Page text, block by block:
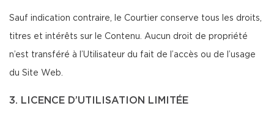
Sauf indication contraire, le Courtier conserve tous les droits,
titres et intérêts sur le Contenu. Aucun droit de propriété
n’est transféré à l’Utilisateur du fait de l’accès ou de l’usage
du Site Web.
3. LICENCE D’UTILISATION LIMITÉE